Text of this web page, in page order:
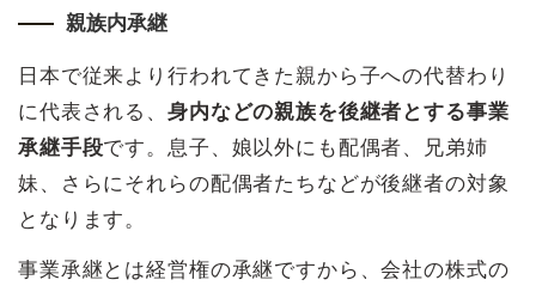
親族内承継
日本で従来より行われてきた親から子への代替わり
に代表される、 身内などの親族を後継者とする事業
承継手段です。息子、娘以外にも配偶者、兄弟姉
妹、さらにそれらの配偶者たちなどが後継者の対象
となります。
事業承継とは経営権の承継ですから、会社の株式の